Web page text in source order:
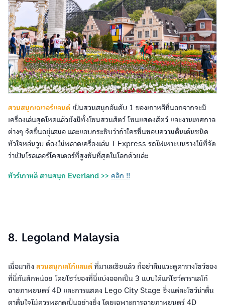
สวนสนุกเอเวอร์แลนด์ เป็นสวนสนุกอันดับ 1 ของเกาหลีที่นอกจากจะมี
เครื่องเล่นสุดโหดแล้วยังมีทั้งโซนสวนสัตว์ โซนแสดงสัตว์ และงานเทศกาล
ต่างๆ จัดขึ้นอยู่เสมอ และแอบกระซิบว่าถ้าใครชื่นชอบความตื่นเต้นชนิด
หัวใจหล่นวูบ ต้องไม่พลาดเครื่องเล่น T Express รถไฟเหาะบนรางไม้ที่จัด
ว่าเป็นโรลเลอร์โคสเตอร์ที่สูงชันที่สุดในโลกด้วยล่ะ
ทัวร์เกาหลี สวนสนุก Everland >> คลิก !!
8. Legoland Malaysia
เมื่อมาถึง สวนสนุกเลโก้แลนด์ ที่มาเลเซียแล้ว ก็อย่าลืมแวะดูตารางโชว์ของ
ที่นี่กันสักหน่อย โดยโชว์ของที่นี่แบ่งออกเป็น 3 แบบได้แก่โชว์ดาราเลโก้
ฉายภาพยนตร์ 4D และการแสดง Lego City Stage ซึ่งแต่ละโชว์น่าตื่น
ตาตื่นใจไม่ควรพลาดเป็นอย่างยิ่ง โดยเฉพาะการฉายภาพยนตร์ 4D